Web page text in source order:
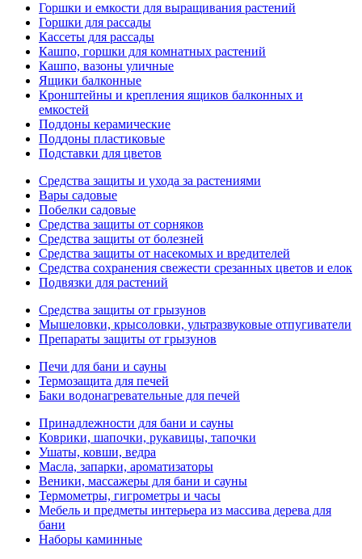
Горшки и емкости для выращивания растений
Горшки для рассады
Кассеты для рассады
Кашпо, горшки для комнатных растений
Кашпо, вазоны уличные
Ящики балконные
Кронштейны и крепления ящиков балконных и
емкостей
Поддоны керамические
Поддоны пластиковые
Подставки для цветов
Средства защиты и ухода за растениями
Вары садовые
Побелки садовые
Средства защиты от сорняков
Средства защиты от болезней
Средства защиты от насекомых и вредителей
Средства сохранения свежести срезанных цветов и елок
Подвязки для растений
Средства защиты от грызунов
Мышеловки, крысоловки, ультразвуковые отпугиватели
Препараты защиты от грызунов
Печи для бани и сауны
Термозащита для печей
Баки водонагревательные для печей
Принадлежности для бани и сауны
Коврики, шапочки, рукавицы, тапочки
Ушаты, ковши, ведра
Масла, запарки, ароматизаторы
Веники, массажеры для бани и сауны
Термометры, гигрометры и часы
Мебель и предметы интерьера из массива дерева для
бани
Наборы каминные